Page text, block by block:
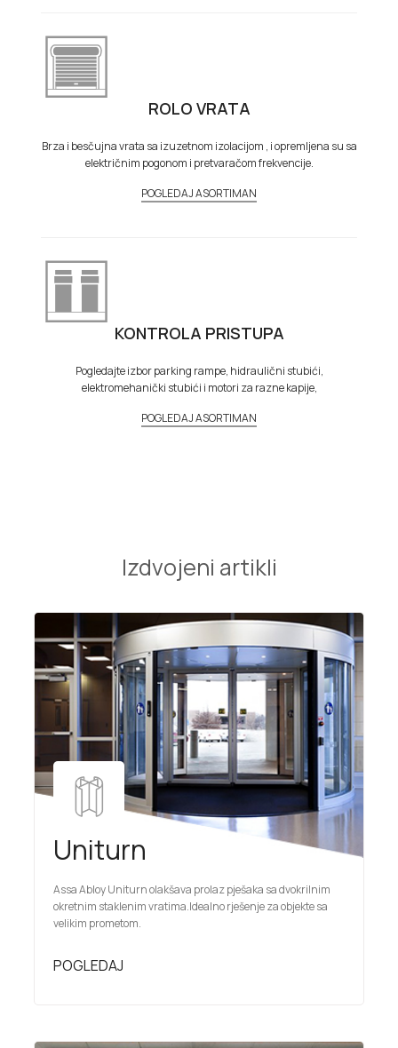
ROLO VRATA
Brza i besčujna vrata sa izuzetnom izolacijom , i opremljena su sa
električnim pogonom i pretvaračom frekvencije.
POGLEDAJ ASORTIMAN
KONTROLA PRISTUPA
Pogledajte izbor parking rampe, hidraulični stubići,
elektromehanički stubići i motori za razne kapije,
POGLEDAJ ASORTIMAN
Izdvojeni artikli
Uniturn
Assa Abloy Uniturn olakšava prolaz pješaka sa dvokrilnim
okretnim staklenim vratima.Idealno rješenje za objekte sa
velikim prometom.
POGLEDAJ